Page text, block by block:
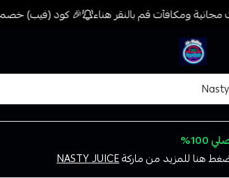
ومكافآت قم بالنقر هناء 🎉 كود (فيب) خصم 7% على جميع المنتجات حتى المخفضة مسبقًا للمشتريات 499 ريال + شحن وتوصيل مجاني
فيب المدينة
100%
هنا للمزيد من ماركةNASTY JUICE